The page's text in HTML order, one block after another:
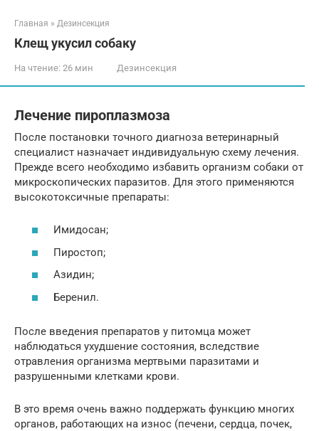
Главная » Дезинсекция
Клещ укусил собаку
На чтение: 26 мин Дезинсекция
Лечение пироплазмоза
После постановки точного диагноза ветеринарный
специалист назначает индивидуальную схему лечения.
Прежде всего необходимо избавить организм собаки от
микроскопических паразитов. Для этого применяются
высокотоксичные препараты:
Имидосан;
Пиростоп;
Азидин;
Беренил.
После введения препаратов у питомца может
наблюдаться ухудшение состояния, вследствие
отравления организма мертвыми паразитами и
разрушенными клетками крови.
В это время очень важно поддержать функцию многих
органов, работающих на износ (печени, сердца, почек,